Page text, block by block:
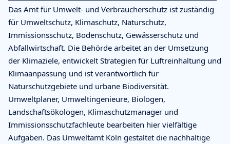
Das Amt für Umwelt- und Verbraucherschutz ist zuständig
für Umweltschutz, Klimaschutz, Naturschutz,
Immissionsschutz, Bodenschutz, Gewässerschutz und
Abfallwirtschaft. Die Behörde arbeitet an der Umsetzung
der Klimaziele, entwickelt Strategien für Luftreinhaltung und
Klimaanpassung und ist verantwortlich für
Naturschutzgebiete und urbane Biodiversität.
Umweltplaner, Umweltingenieure, Biologen,
Landschaftsökologen, Klimaschutzmanager und
Immissionsschutzfachleute bearbeiten hier vielfältige
Aufgaben. Das Umweltamt Köln gestaltet die nachhaltige